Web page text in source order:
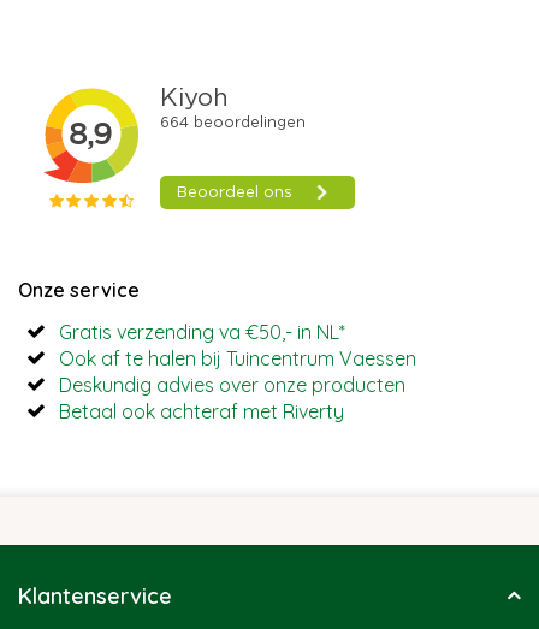
Onze service
Gratis verzending va €50,- in NL*
Ook af te halen bij Tuincentrum Vaessen
Deskundig advies over onze producten
Betaal ook achteraf met Riverty
Klantenservice